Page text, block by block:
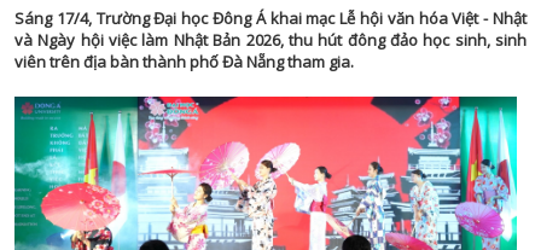
THỜI SỰ
DA NANG TV
BẢN TIN
CHUYÊN
360 DU LỊCH ĐÀ
Sáng 17/4, Trường Đại học Đông Á khai mạc Lễ hội văn hóa Việt - Nhật
và Ngày hội việc làm Nhật Bản 2026, thu hút đông đảo học sinh, sinh
viên trên địa bàn thành phố Đà Nẵng tham gia.